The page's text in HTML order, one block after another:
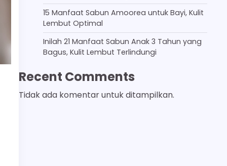
15 Manfaat Sabun Amoorea untuk Bayi, Kulit
Lembut Optimal
Inilah 21 Manfaat Sabun Anak 3 Tahun yang
Bagus, Kulit Lembut Terlindungi
Recent Comments
Tidak ada komentar untuk ditampilkan.